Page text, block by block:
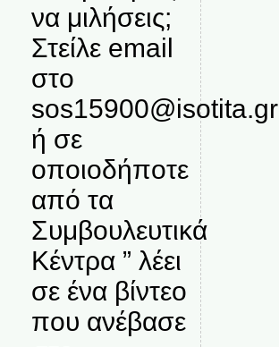
να μιλήσεις;
Στείλε email
στο
sos15900@isotita.gr
ή σε
οποιοδήποτε
από τα
Συμβουλευτικά
Κέντρα ” λέει
σε ένα βίντεο
που ανέβασε